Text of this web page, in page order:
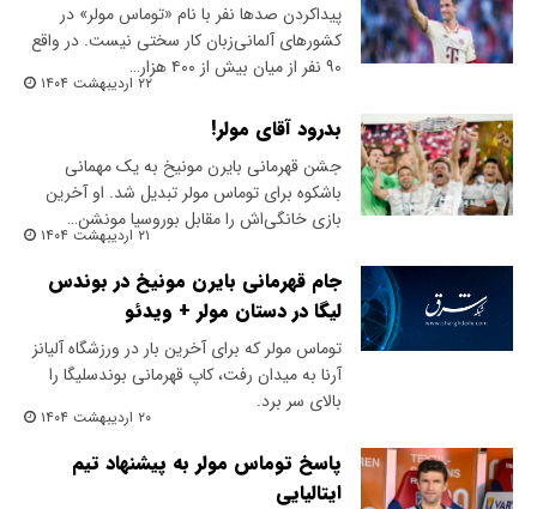
پیداکردن صدها نفر با نام «توماس مولر» در
کشورهای آلمانی‌زبان کار سختی نیست. در واقع‌
۹۰ نفر از میان بیش از ۴۰۰ هزار…
۲۲ اردیبهشت ۱۴۰۴
بدرود آقای مولر!
جشن قهرمانی بایرن مونیخ به یک مهمانی
باشکوه برای توماس مولر تبدیل شد. او آخرین
بازی خانگی‌اش را مقابل بوروسیا مونشن…
۲۱ اردیبهشت ۱۴۰۴
جام قهرمانی بایرن مونیخ در بوندس
لیگا در دستان مولر + ویدئو
توماس مولر که برای آخرین بار در ورزشگاه آلیانز
آرنا به میدان رفت، کاپ قهرمانی بوندسلیگا را
بالای سر برد.
۲۰ اردیبهشت ۱۴۰۴
پاسخ توماس مولر به پیشنهاد تیم
ایتالیایی